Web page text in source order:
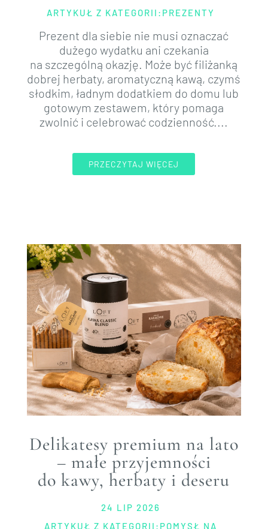
ARTYKUŁ Z KATEGORII: PREZENTY
Prezent dla siebie nie musi oznaczać
dużego wydatku ani czekania
na szczególną okazję. Może być filiżanką
dobrej herbaty, aromatyczną kawą, czymś
słodkim, ładnym dodatkiem do domu lub
gotowym zestawem, który pomaga
zwolnić i celebrować codzienność....
PRZECZYTAJ WIĘCEJ
Delikatesy premium na lato
– małe przyjemności
do kawy, herbaty i deseru
24 LIP 2026
ARTYKUŁ Z KATEGORII: POMYSŁ NA